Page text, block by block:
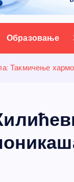
Образовање
Такмичење